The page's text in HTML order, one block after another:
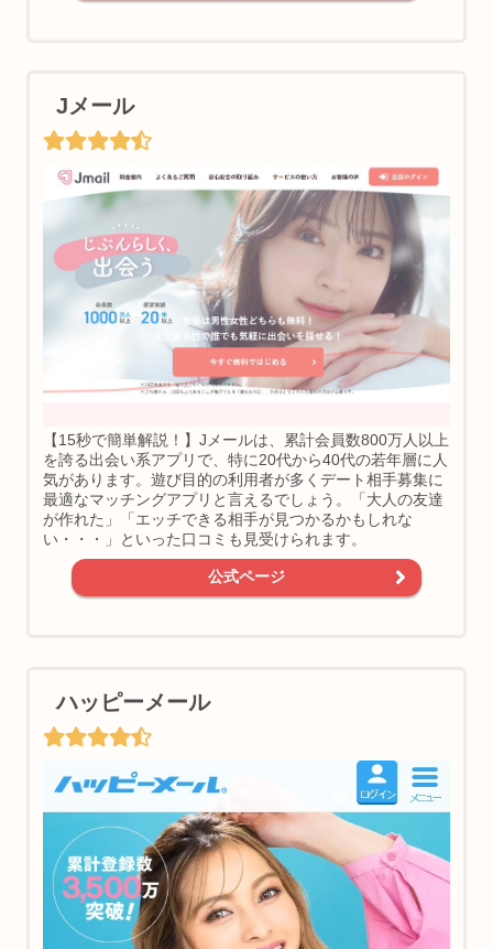
Jメール
【15秒で簡単解説！】Jメールは、累計会員数800万人以上
を誇る出会い系アプリで、特に20代から40代の若年層に人
気があります。遊び目的の利用者が多くデート相手募集に
最適なマッチングアプリと言えるでしょう。「大人の友達
が作れた」「エッチできる相手が見つかるかもしれな
い・・・」といった口コミも見受けられます。
公式ページ
ハッピーメール